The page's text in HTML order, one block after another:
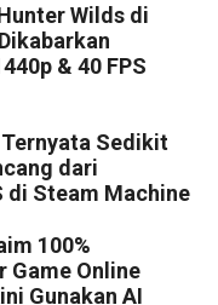
Wilds di
& 40 FPS
Sedikit
dari
di Steam Machine
100%
Game Online
Gunakan AI